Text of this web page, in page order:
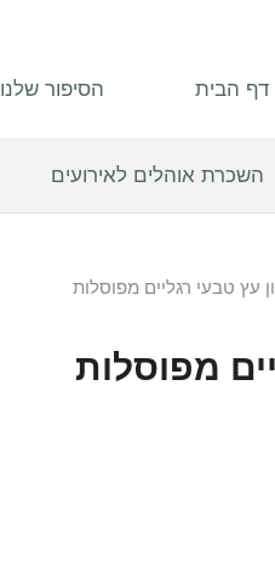
דף הבית הסיפור שלנו
השכרת אוהלים לאירועים
עץ טבעי רגליים מפוסלות
מפוסלות